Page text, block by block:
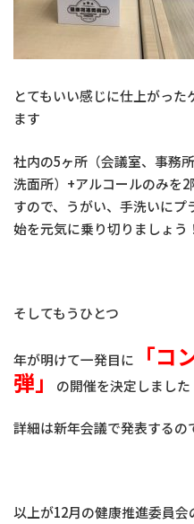
とてもいい感じに仕上がった
ます
社内の5ヶ所（会議室、事務
洗面所）+アルコールのみを
すので、うがい、手洗いに
始を元気に乗り切りましょう
そしてもうひとつ
年が明けて一発目に
「コ
弾」
の開催を決定しました
詳細は新年会議で発表するの
以上が12月の健康推進委員会